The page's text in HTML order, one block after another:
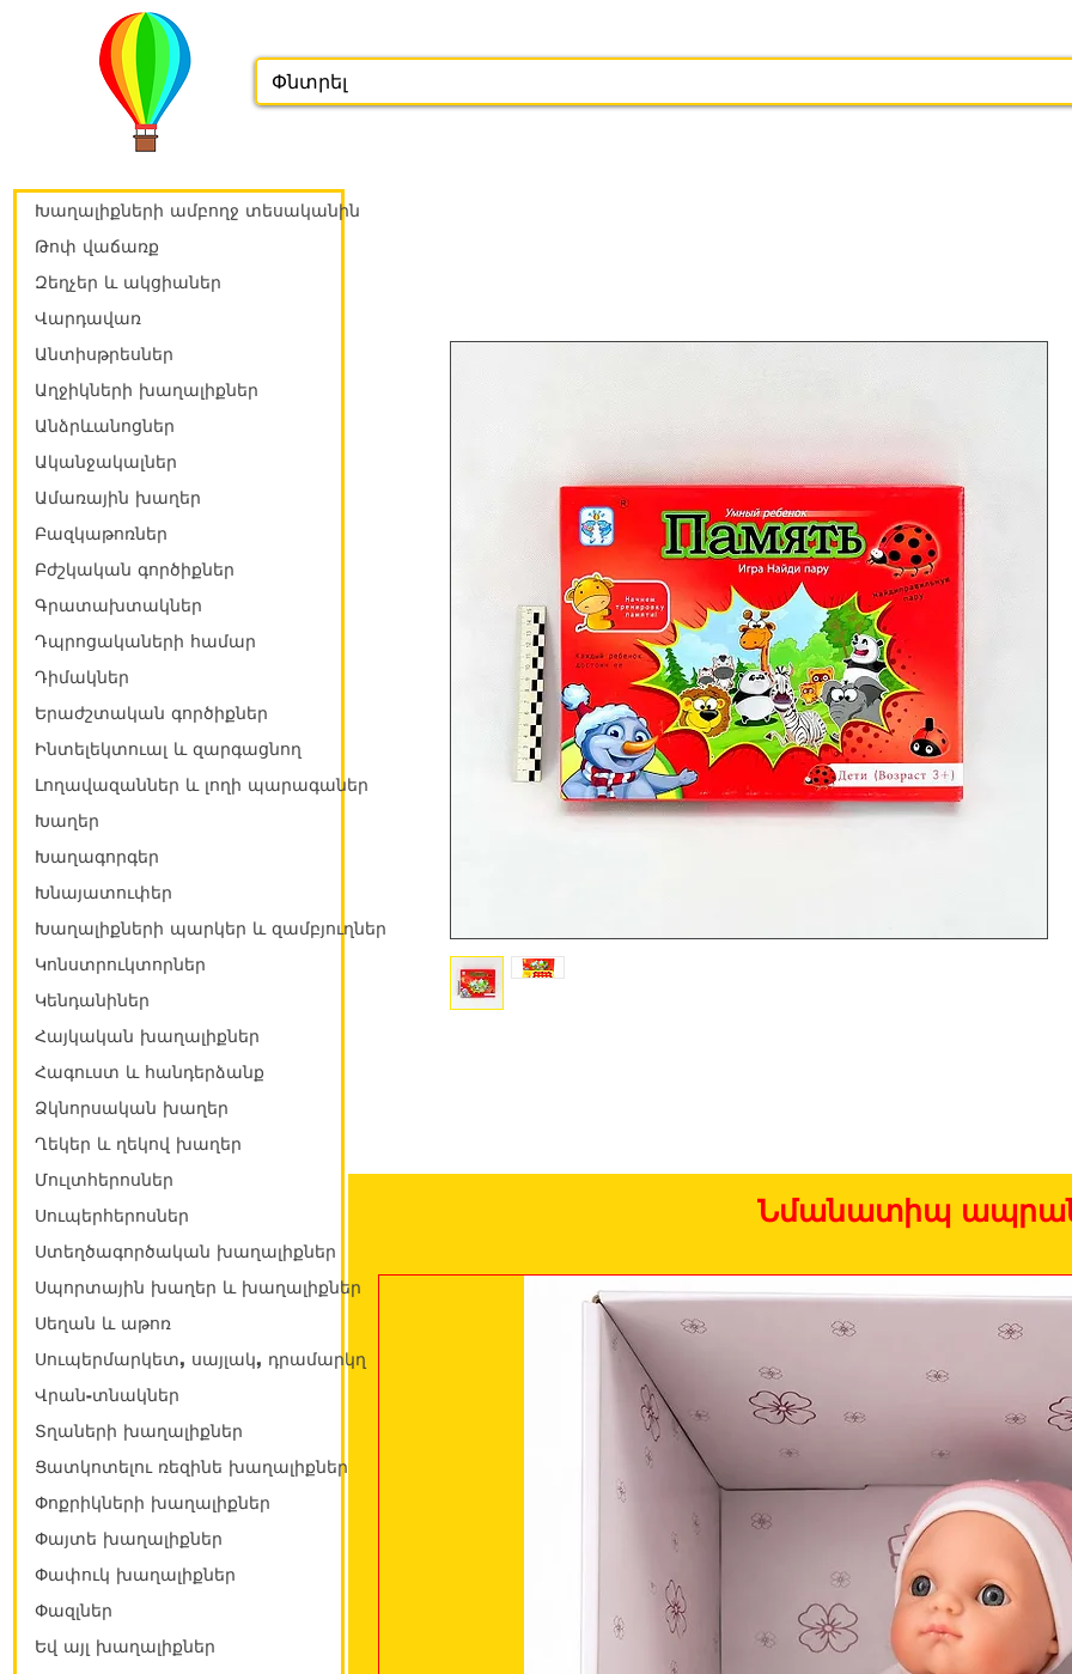
Նմանատիպ
Խաղալիքների ամբողջ տեսականին
Թոփ վաճառք
Զեղչեր և ակցիաներ
Վարդավառ
Անտիսթրեսներ
Աղջիկների խաղալիքներ
Անձրևանոցներ
Ականջակալներ
Ամառային խաղեր
Բազկաթոռներ
Բժշկական գործիքներ
Գրատախտակներ
Դպրոցակաների համար
Դիմակներ
Երաժշտական գործիքներ
Ինտելեկտուալ և զարգացնող
Լողավազաններ և լողի պարագաներ
Խաղեր
Խաղագորգեր
Խնայատուփեր
Խաղալիքների պարկեր և զամբյուղներ
Կոնստրուկտորներ
Կենդանիներ
Հայկական խաղալիքներ
Հագուստ և հանդերձանք
Ձկնորսական խաղեր
Ղեկեր և ղեկով խաղեր
Մուլտհերոսներ
Սուպերհերոսներ
Ստեղծագործական խաղալիքներ
Սպորտային խաղեր և խաղալիքներ
Սեղան և աթոռ
Սուպերմարկետ, սայլակ, դրամարկղ
Վրան-տնակներ
Տղաների խաղալիքներ
Ցատկոտելու ռեզինե խաղալիքներ
Փոքրիկների խաղալիքներ
Փայտե խաղալիքներ
Փափուկ խաղալիքներ
Փազլներ
Եվ այլ խաղալիքներ